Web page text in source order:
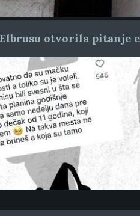
otvorila pitanje